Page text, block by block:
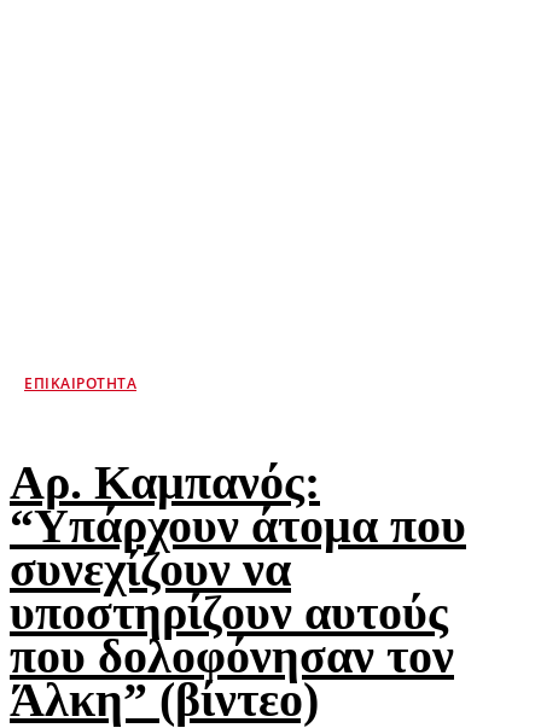
ΕΠΙΚΑΙΡΌΤΗΤΑ
Αρ. Καμπανός:
“Υπάρχουν άτομα που
συνεχίζουν να
υποστηρίζουν αυτούς
που δολοφόνησαν τον
Άλκη” (βίντεο)